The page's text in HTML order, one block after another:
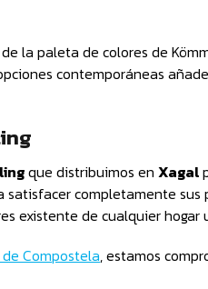
la paleta de colores de
contemporáneas
que distribuimos enXagal
completamente sus
existente de cualquier hogar
Compostela, estamos